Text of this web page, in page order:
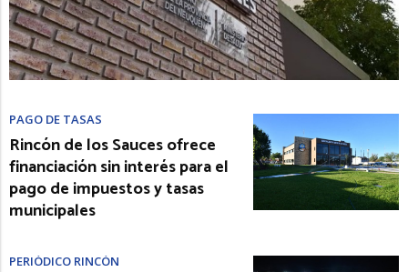
PAGO DE TASAS
Rincón de los Sauces ofrece
financiación sin interés para el
pago de impuestos y tasas
municipales
PERIÓDICO RINCÓN